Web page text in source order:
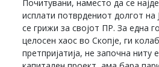
Почитувани, наместо да се
исплати потврдениот долгот на
се грижи за својот ПР. За една
целосен хаос во Скопје, ги
претпријатија, не започна ниту